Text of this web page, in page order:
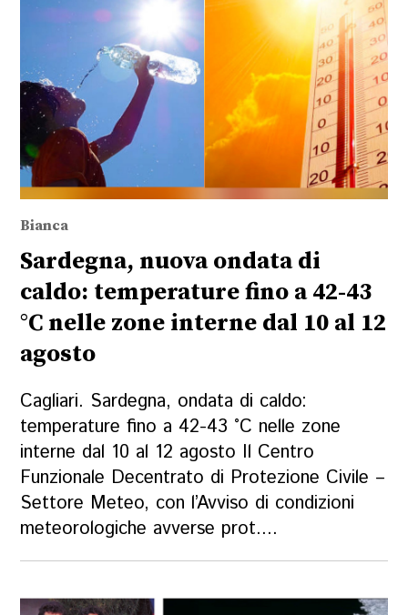
Bianca
Sardegna, nuova ondata di
caldo: temperature fino a 42-43
°C nelle zone interne dal 10 al 12
agosto
Cagliari. Sardegna, ondata di caldo:
temperature fino a 42-43 °C nelle zone
interne dal 10 al 12 agosto Il Centro
Funzionale Decentrato di Protezione Civile –
Settore Meteo, con l’Avviso di condizioni
meteorologiche avverse prot....